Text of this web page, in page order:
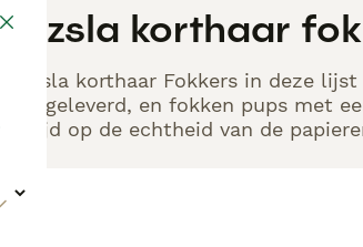
Vizsla korthaar
Vizsla korthaar Fokkers in deze
aangeleverd, en fokken pups met
altijd op de echtheid van de